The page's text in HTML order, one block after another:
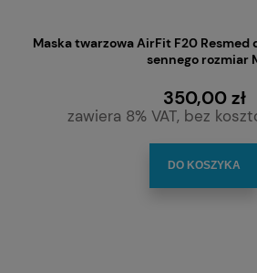
Maska twarzowa AirFit F20
sennego rozmiar
350,00 zł
zawiera 8% VAT, bez
DO KOSZYKA